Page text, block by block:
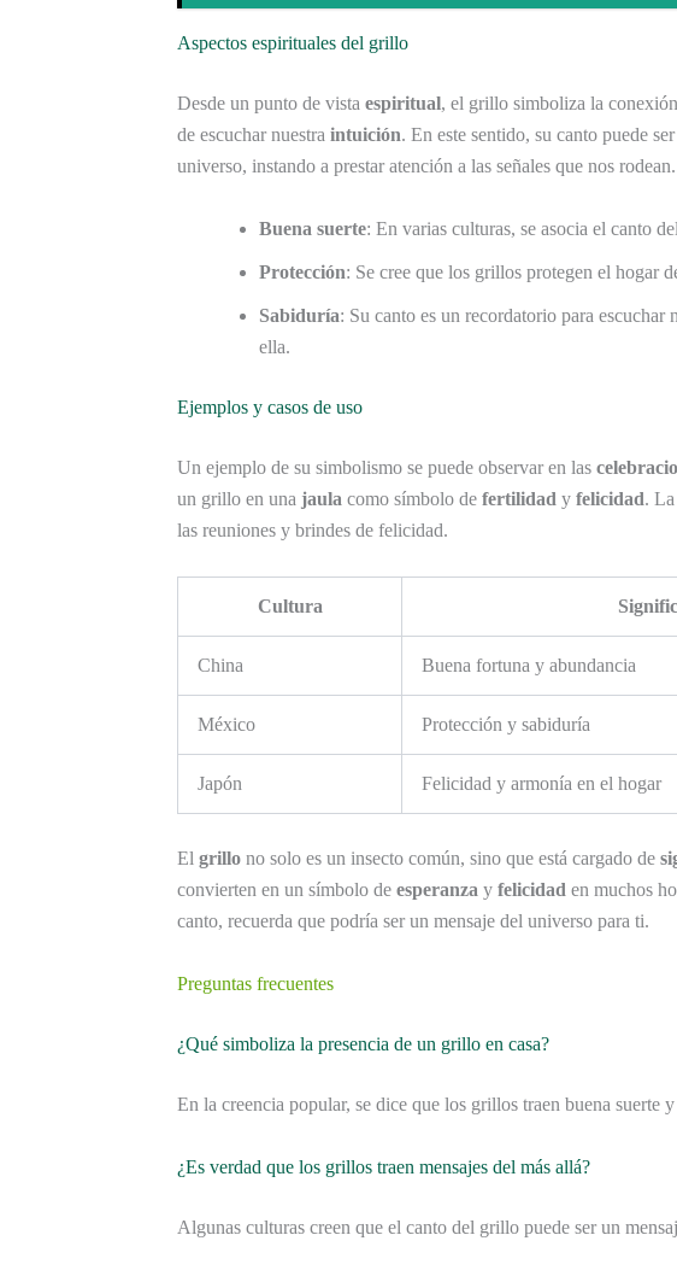
Aspectos espirituales del grillo
Desde un punto de vista espiritual, el grillo simboliza la
de escuchar nuestra intuición. En este sentido, su canto puede
universo, instando a prestar atención a las señales que nos rodean.
Buena suerte: En varias culturas, se asocia el canto
Protección: Se cree que los grillos protegen el hogar
Sabiduría: Su canto es un recordatorio para
ella.
Ejemplos y casos de uso
Un ejemplo de su simbolismo se puede observar en las
un grillo en una jaula como símbolo de fertilidad y felicidad.
las reuniones y brindes de felicidad.
Cultura
China Buena fortuna y abundancia
México Protección y sabiduría
Japón Felicidad y armonía en el hogar
El grillo no solo es un insecto común, sino que está cargado de
convierten en un símbolo de esperanza y felicidad en muchos
canto, recuerda que podría ser un mensaje del universo para ti.
Preguntas frecuentes
¿Qué simboliza la presencia de un grillo en casa?
En la creencia popular, se dice que los grillos traen buena suerte
¿Es verdad que los grillos traen mensajes del más allá?
Algunas culturas creen que el canto del grillo puede ser un